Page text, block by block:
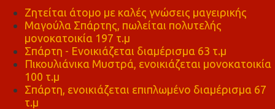
Ζητείται άτομο με καλές γνώσεις μαγειρικής
Μαγούλα Σπάρτης, πωλείται πολυτελής
μονοκατοικία 197 τ.μ
Σπάρτη - Ενοικιάζεται διαμέρισμα 63 τ.μ
Πικουλιάνικα Μυστρά, ενοικιάζεται μονοκατοικία
100 τ.μ
Σπάρτη, ενοικιάζεται επιπλωμένο διαμέρισμα 67
τ.μ